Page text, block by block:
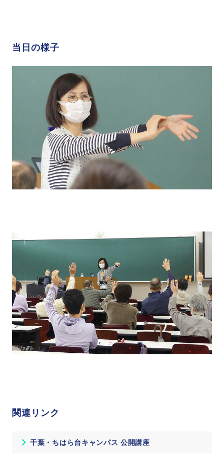
当日の様子
関連リンク
千葉・ちはら台キャンパス 公開講座